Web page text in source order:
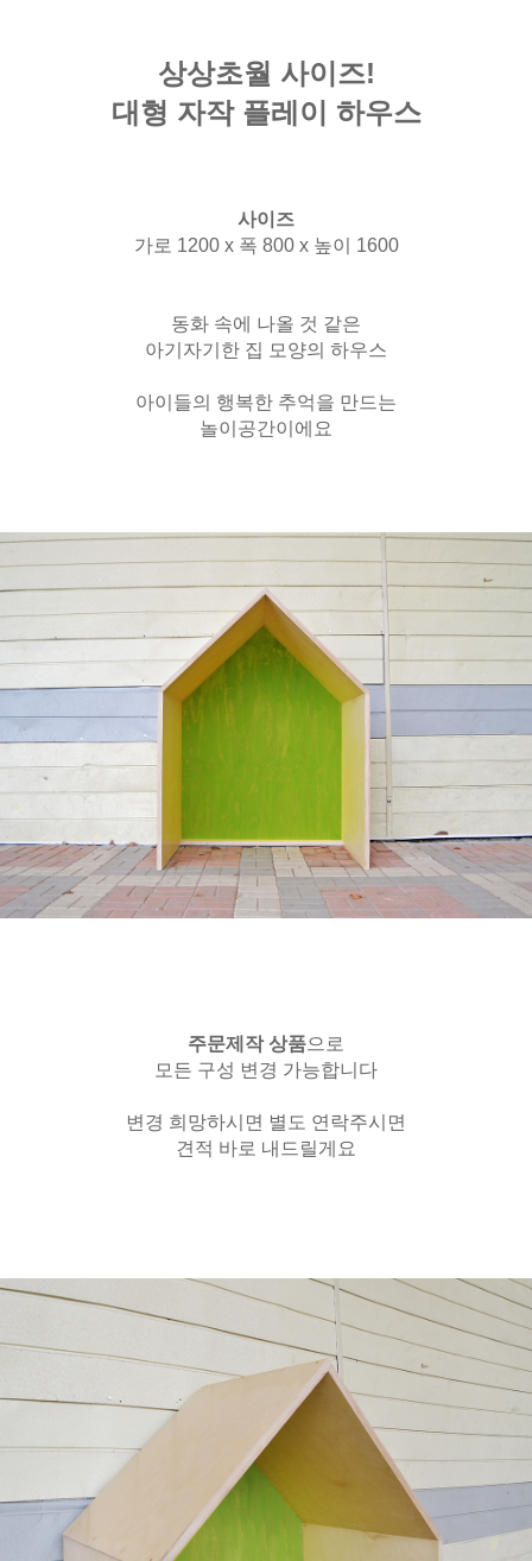
상상초월 사이즈!
대형 자작 플레이 하우스
사이즈
가로 1200 x 폭 800 x 높이 1600
동화 속에 나올 것 같은
아기자기한 집 모양의 하우스
아이들의 행복한 추억을 만드는
놀이공간이에요
주문제작 상품으로
모든 구성 변경 가능합니다
변경 희망하시면 별도 연락주시면
견적 바로 내드릴게요